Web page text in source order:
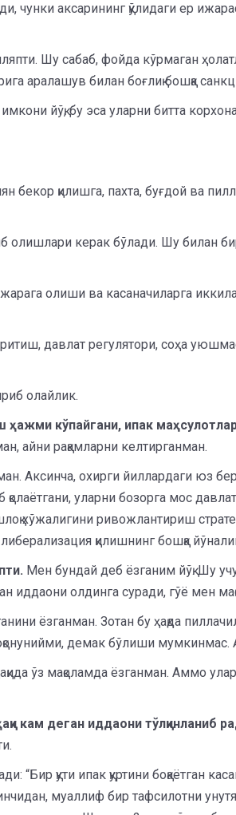
чунки аксарининг қўлидаги ер
Шу сабаб, фойда кўрмаган
аралашув билан боғлиқ бошқа
йўқ, бу эса уларни битта
бекор қилишга, пахта, буғдой ва
керак бўлади. Шу билан
олиши ва касаначиларга
давлат регулятори, соҳа
олайлик.
кўпайгани, ипак
айни рақамларни келтирганман.
Аксинча, охирги йиллардаги юз
уларни бозорга мос
хўжалигини ривожлантириш
қилишнинг бошқа
Мен бундай деб ёзганим йўқ. Шу
иддаони олдинга суради, гўё мен
ёзганман. Зотан бу ҳақда
демак бўлиши мумкинмас.
ўз мақоламда ёзганман. Аммо
кам деган иддаони тўлқинланиб
қути ипак қуртини боқаётган
муаллиф бир тафсилотни